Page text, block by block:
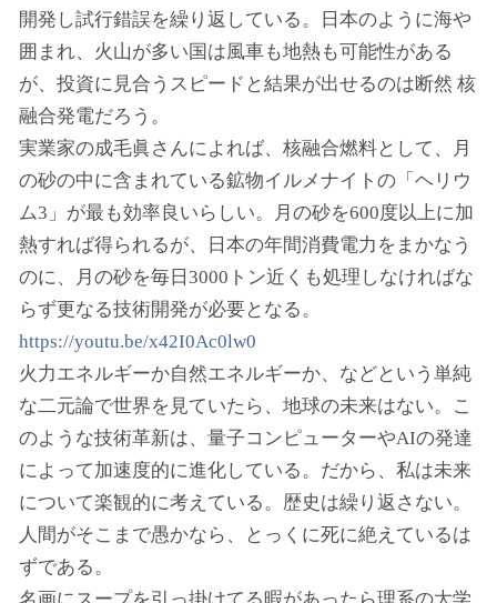
開発し試行錯誤を繰り返している。日本のように海や
囲まれ、火山が多い国は風車も地熱も可能性がある
が、投資に見合うスピードと結果が出せるのは断然 核
融合発電だろう。
実業家の成毛眞さんによれば、核融合燃料として、月
の砂の中に含まれている鉱物イルメナイトの「ヘリウ
ム3」が最も効率良いらしい。月の砂を600度以上に加
熱すれば得られるが、日本の年間消費電力をまかなう
のに、月の砂を毎日3000トン近くも処理しなければな
らず更なる技術開発が必要となる。
https://youtu.be/x42I0Ac0lw0
火力エネルギーか自然エネルギーか、などという単純
な二元論で世界を見ていたら、地球の未来はない。こ
のような技術革新は、量子コンピューターやAIの発達
によって加速度的に進化している。だから、私は未来
について楽観的に考えている。歴史は繰り返さない。
人間がそこまで愚かなら、とっくに死に絶えているは
ずである。